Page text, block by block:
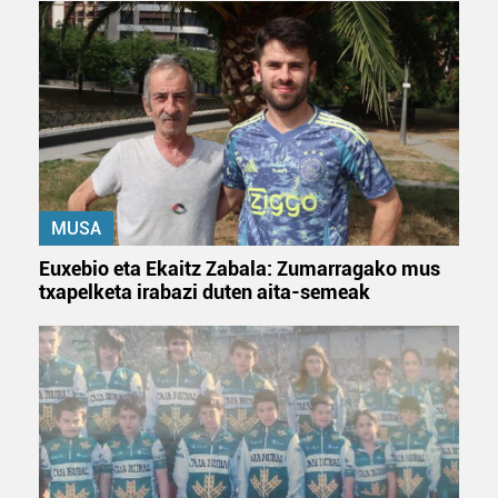
fitxategiak erabiltzen ditu. Zure esperientzia eta
zerbitzuak hobetzeko asmoz, cookie teknologiaz
baliatzen gara. Ohar hau onartuz gero, teknologia hori
erabiltzeko baimen esplizitua ematen diguzu.Gehiago
irakurri
MUSA
Euxebio eta Ekaitz Zabala: Zumarragako mus
txapelketa irabazi duten aita-semeak